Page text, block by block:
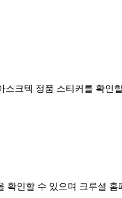
스크텍 정품 스티커를 확인
확인할 수 있으며 크루셜 홈